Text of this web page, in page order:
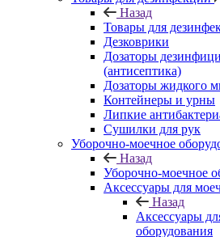
Назад
Товары для
Дезковрики
Дозаторы
(антисептика)
Дозаторы жидкого
Контейнеры и урны
Липкие
Сушилки для рук
Уборочно-моечное
Назад
Уборочно-моечное
Аксессуары для
Назад
Аксессуары
оборудования